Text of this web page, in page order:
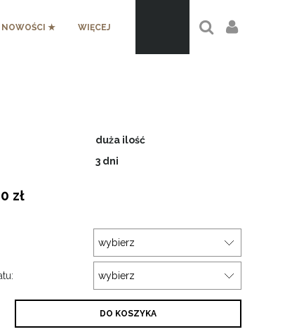
★ WIĘCEJ
duża ilość
3 dni
zł
DO KOSZYKA